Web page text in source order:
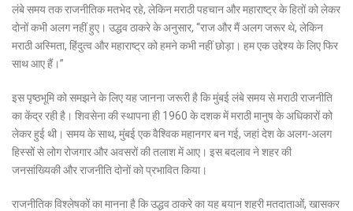
लंबे समय तक राजनीतिक मतभेद रहे, लेकिन मराठी पहचान और महाराष्ट्र के हितों को लेकर
दोनों कभी अलग नहीं हुए। उद्धव ठाकरे के अनुसार, “राज और मैं अलग जरूर थे, लेकिन
मराठी अस्मिता, हिंदुत्व और महाराष्ट्र को हमने कभी नहीं छोड़ा। हम एक उद्देश्य के लिए फिर
साथ आए हैं।”
इस पृष्ठभूमि को समझने के लिए यह जानना जरूरी है कि मुंबई लंबे समय से मराठी राजनीति
का केंद्र रही है। शिवसेना की स्थापना ही 1960 के दशक में मराठी मानुष के अधिकारों को
लेकर हुई थी। समय के साथ, मुंबई एक वैश्विक महानगर बन गई, जहां देश के अलग-अलग
हिस्सों से लोग रोजगार और अवसरों की तलाश में आए। इस बदलाव ने शहर की
जनसांख्यिकी और राजनीति दोनों को प्रभावित किया।
राजनीतिक विश्लेषकों का मानना है कि उद्धव ठाकरे का यह बयान शहरी मतदाताओं, खासकर